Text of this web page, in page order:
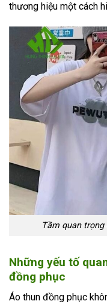
thương hiệu một cách
Tầm quan
Những yếu tố
đồng phục
Áo thun đồng phục